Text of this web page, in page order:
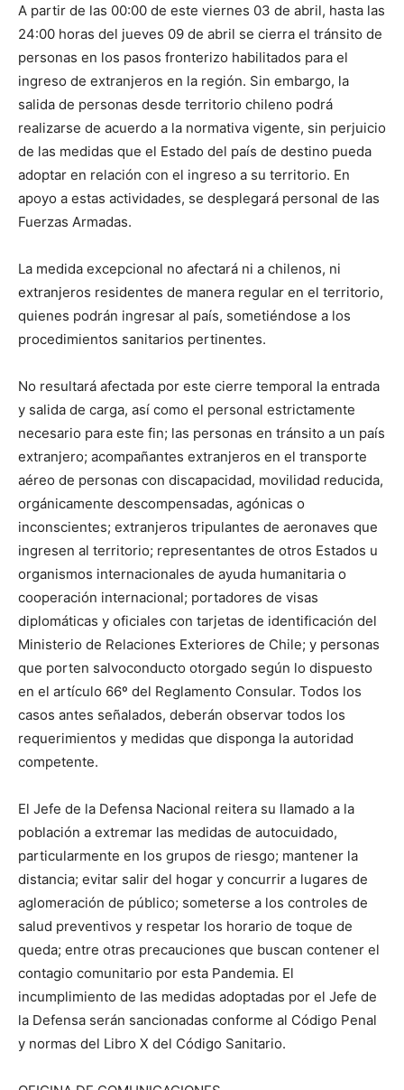
A partir de las 00:00 de este viernes 03 de abril, hasta las
24:00 horas del jueves 09 de abril se cierra el tránsito de
personas en los pasos fronterizo habilitados para el
ingreso de extranjeros en la región. Sin embargo, la
salida de personas desde territorio chileno podrá
realizarse de acuerdo a la normativa vigente, sin perjuicio
de las medidas que el Estado del país de destino pueda
adoptar en relación con el ingreso a su territorio. En
apoyo a estas actividades, se desplegará personal de las
Fuerzas Armadas.
La medida excepcional no afectará ni a chilenos, ni
extranjeros residentes de manera regular en el territorio,
quienes podrán ingresar al país, sometiéndose a los
procedimientos sanitarios pertinentes.
No resultará afectada por este cierre temporal la entrada
y salida de carga, así como el personal estrictamente
necesario para este fin; las personas en tránsito a un país
extranjero; acompañantes extranjeros en el transporte
aéreo de personas con discapacidad, movilidad reducida,
orgánicamente descompensadas, agónicas o
inconscientes; extranjeros tripulantes de aeronaves que
ingresen al territorio; representantes de otros Estados u
organismos internacionales de ayuda humanitaria o
cooperación internacional; portadores de visas
diplomáticas y oficiales con tarjetas de identificación del
Ministerio de Relaciones Exteriores de Chile; y personas
que porten salvoconducto otorgado según lo dispuesto
en el artículo 66º del Reglamento Consular. Todos los
casos antes señalados, deberán observar todos los
requerimientos y medidas que disponga la autoridad
competente.
El Jefe de la Defensa Nacional reitera su llamado a la
población a extremar las medidas de autocuidado,
particularmente en los grupos de riesgo; mantener la
distancia; evitar salir del hogar y concurrir a lugares de
aglomeración de público; someterse a los controles de
salud preventivos y respetar los horario de toque de
queda; entre otras precauciones que buscan contener el
contagio comunitario por esta Pandemia. El
incumplimiento de las medidas adoptadas por el Jefe de
la Defensa serán sancionadas conforme al Código Penal
y normas del Libro X del Código Sanitario.